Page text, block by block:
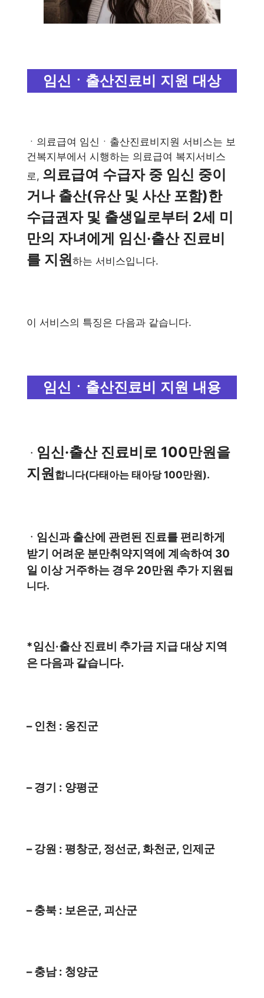
임신ㆍ출산진료비 지원 대상
ㆍ의료급여 임신ㆍ출산진료비지원 서비스는 보
건복지부에서 시행하는 의료급여 복지서비스
로, 의료급여 수급자 중 임신 중이
거나 출산(유산 및 사산 포함)한
수급권자 및 출생일로부터 2세 미
만의 자녀에게 임신·출산 진료비
를 지원하는 서비스입니다.
이 서비스의 특징은 다음과 같습니다.
임신ㆍ출산진료비 지원 내용
ㆍ 임신·출산 진료비로 100만원을
지원합니다(다태아는 태아당 100만원).
ㆍ 임신과 출산에 관련된 진료를 편리하게
받기 어려운 분만취약지역에 계속하여 30
일 이상 거주하는 경우 20만원 추가 지원됩
니다.
*임신·출산 진료비 추가금 지급 대상 지역
은 다음과 같습니다.
– 인천 : 옹진군
– 경기 : 양평군
– 강원 : 평창군, 정선군, 화천군, 인제군
– 충북 : 보은군, 괴산군
– 충남 : 청양군